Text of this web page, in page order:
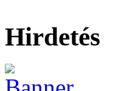
Hirdetés